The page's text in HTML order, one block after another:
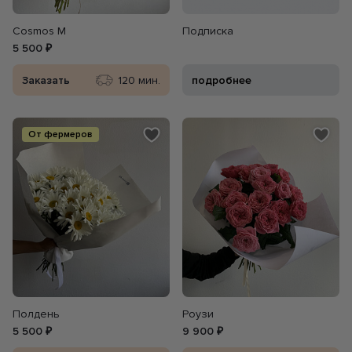
Cosmos M
5 500 ₽
Заказать 120 мин.
Подписка
подробнее
От фермеров
Полдень
5 500 ₽
Роузи
9 900 ₽